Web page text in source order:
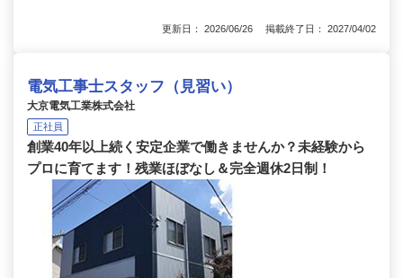
更新日： 2026/06/26 掲載終了日： 2027/04/02
電気工事士スタッフ（見習い）
大京電気工業株式会社
正社員
創業40年以上続く安定企業で働きませんか？未経験から
プロに育てます！残業ほぼなし＆完全週休2日制！